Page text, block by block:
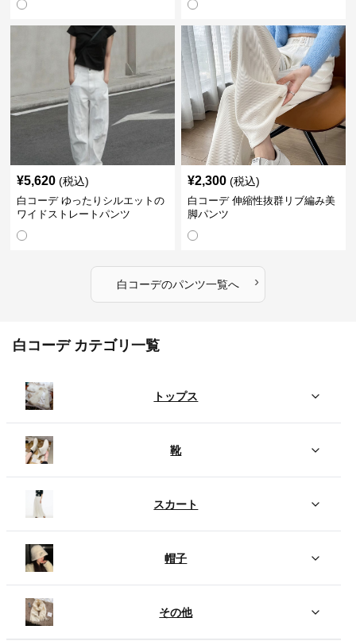
¥5,620 (税込)
白コーデ ゆったりシルエットの
ワイドストレートパンツ
¥2,300 (税込)
白コーデ 伸縮性抜群リブ編み美
脚パンツ
白コーデのパンツ一覧へ ›
白コーデ カテゴリ一覧
トップス
靴
スカート
帽子
その他